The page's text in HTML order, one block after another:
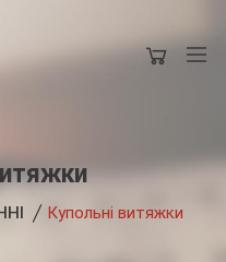
Купольні витяжки